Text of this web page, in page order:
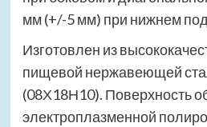
мм (+/-5 мм) при нижнем
Изготовлен из
пищевой нержавеющей
(08Х18Н10). Поверхность
электроплазменной